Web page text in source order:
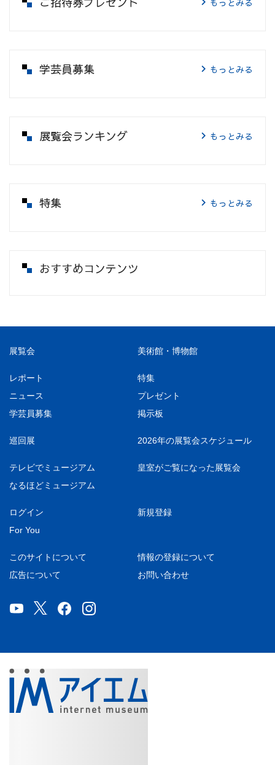
学芸員募集 もっとみる
展覧会ランキング もっとみる
特集 もっとみる
おすすめコンテンツ
展覧会 美術館・博物館
レポート
特集
ニュース
プレゼント
学芸員募集
掲示板
巡回展 2026年の展覧会スケジュール
テレビでミュージアム
皇室がご覧になった展覧会
なるほどミュージアム
ログイン
新規登録
For You
このサイトについて
情報の登録について
広告について
お問い合わせ